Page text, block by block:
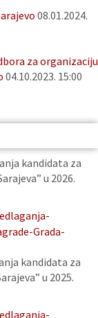
08.01.2024.
za organizaciju
04.10.2023. 15:00
kandidata za
u 2026.
Grada-
kandidata za
u 2025.